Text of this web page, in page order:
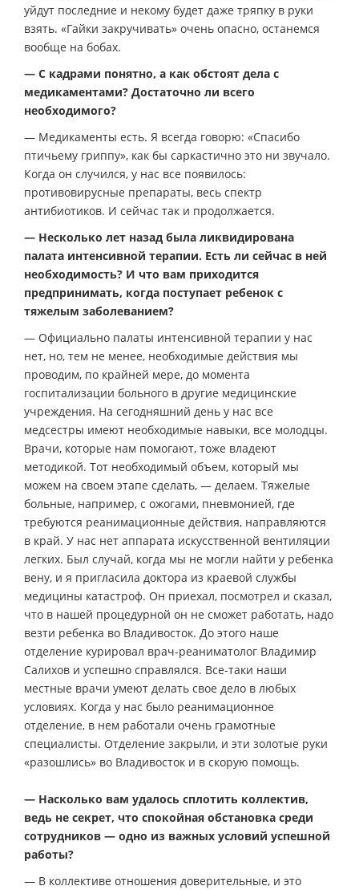
уйдут последние и некому будет даже тряпку в руки
взять. «Гайки закручивать» очень опасно, останемся
вообще на бобах.
— С кадрами понятно, а как обстоят дела с
медикаментами? Достаточно ли всего
необходимого?
— Медикаменты есть. Я всегда говорю: «Спасибо
птичьему гриппу», как бы саркастично это ни звучало.
Когда он случился, у нас все появилось:
противовирусные препараты, весь спектр
антибиотиков. И сейчас так и продолжается.
— Несколько лет назад была ликвидирована
палата интенсивной терапии. Есть ли сейчас в ней
необходимость? И что вам приходится
предпринимать, когда поступает ребенок с
тяжелым заболеванием?
— Официально палаты интенсивной терапии у нас
нет, но, тем не менее, необходимые действия мы
проводим, по крайней мере, до момента
госпитализации больного в другие медицинские
учреждения. На сегодняшний день у нас все
медсестры имеют необходимые навыки, все молодцы.
Врачи, которые нам помогают, тоже владеют
методикой. Тот необходимый объем, который мы
можем на своем этапе сделать, — делаем. Тяжелые
больные, например, с ожогами, пневмонией, где
требуются реанимационные действия, направляются
в край. У нас нет аппарата искусственной вентиляции
легких. Был случай, когда мы не могли найти у ребенка
вену, и я пригласила доктора из краевой службы
медицины катастроф. Он приехал, посмотрел и сказал,
что в нашей процедурной он не сможет работать, надо
везти ребенка во Владивосток. До этого наше
отделение курировал врач-реаниматолог Владимир
Салихов и успешно справлялся. Все-таки наши
местные врачи умеют делать свое дело в любых
условиях. Когда у нас было реанимационное
отделение, в нем работали очень грамотные
специалисты. Отделение закрыли, и эти золотые руки
«разошлись» во Владивосток и в скорую помощь.
— Насколько вам удалось сплотить коллектив,
ведь не секрет, что спокойная обстановка среди
сотрудников — одно из важных условий успешной
работы?
— В коллективе отношения доверительные, и это